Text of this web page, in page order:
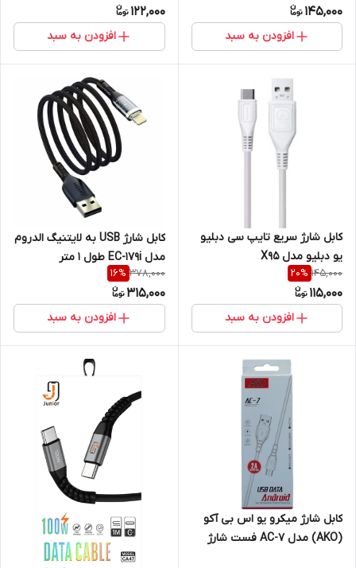
145,000
افزودن به سبد
122,000
افزودن به سبد
کابل شارژ سریع تایپ سی دبلیو
یو دبلیو مدل X95
145,000
20%
115,000
افزودن به سبد
کابل شارژ USB به لایتنیگ الدروم
مدل EC-179i طول 1 متر
378,000
16%
315,000
افزودن به سبد
کابل شارژ میکرو یو اس بی آکو
(AKO) مدل AC-7 فست شارژ